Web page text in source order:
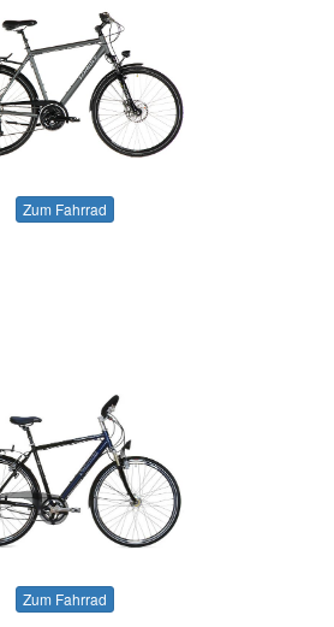
Zum Fahrrad
Zum Fahrrad